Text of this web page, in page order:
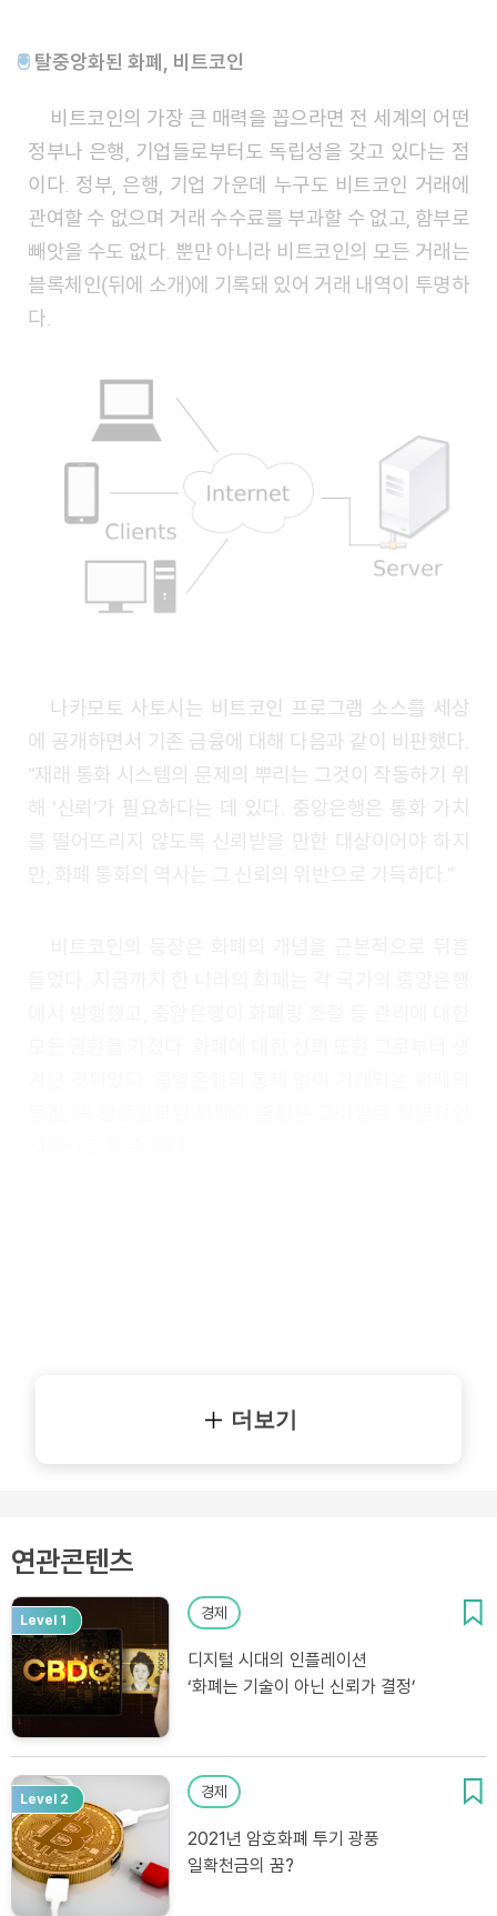
🖲 탈중앙화된 화폐, 비트코인
비트코인의 가장 큰 매력을 꼽으라면 전 세계의 어떤
정부나 은행, 기업들로부터도 독립성을 갖고 있다는 점
이다. 정부, 은행, 기업 가운데 누구도 비트코인 거래에
관여할 수 없으며 거래 수수료를 부과할 수 없고, 함부로
빼앗을 수도 없다. 뿐만 아니라 비트코인의 모든 거래는
블록체인(뒤에 소개)에 기록돼 있어 거래 내역이 투명하
다.
나카모토 사토시는 비트코인 프로그램 소스를 세상
에 공개하면서 기존 금융에 대해 다음과 같이 비판했다.
“재래 통화 시스템의 문제의 뿌리는 그것이 작동하기 위
해 ‘신뢰’가 필요하다는 데 있다. 중앙은행은 통화 가치
를 떨어뜨리지 않도록 신뢰받을 만한 대상이어야 하지
더보기
연관콘텐츠
Level 1 경제
디지털 시대의 인플레이션
‘화폐는 기술이 아닌 신뢰가 결정’
Level 2 경제
2021년 암호화폐 투기 광풍
일확천금의 꿈?